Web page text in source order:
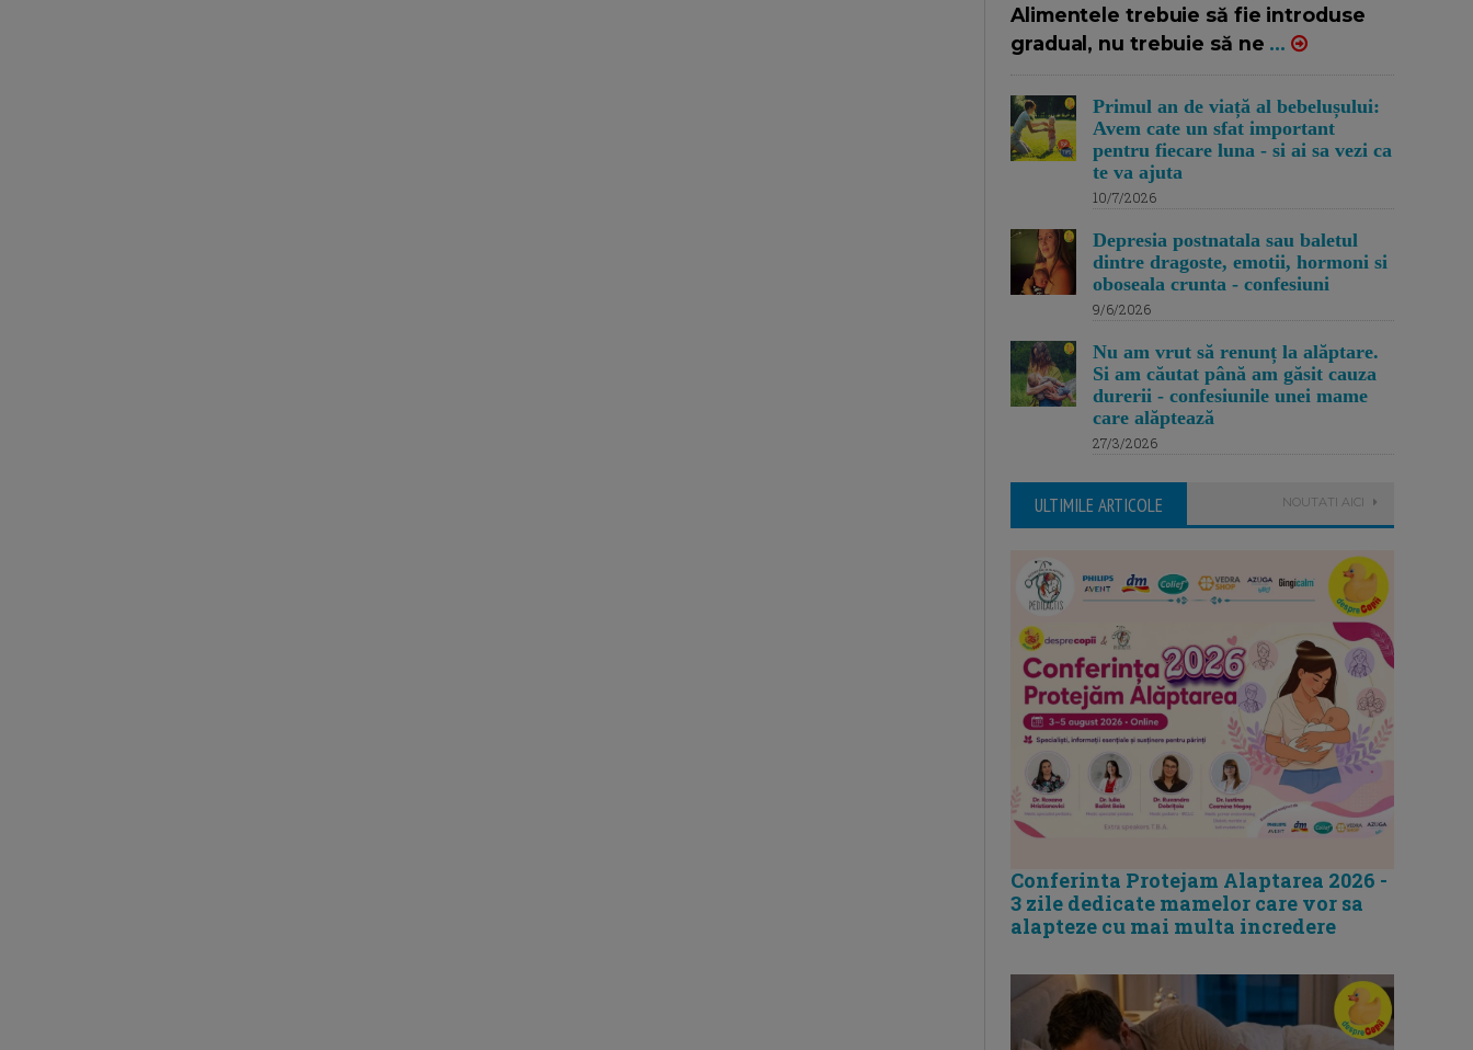
Alimentele trebuie să fie introduse
gradual, nu trebuie să ne ...
Primul an de viață al bebelușului:
Avem cate un sfat important
pentru fiecare luna - si ai sa vezi ca
te va ajuta
10/7/2026
Depresia postnatala sau baletul
dintre dragoste, emotii, hormoni si
oboseala crunta - confesiuni
9/6/2026
Nu am vrut să renunț la alăptare.
Si am căutat până am găsit cauza
durerii - confesiunile unei mame
care alăptează
27/3/2026
ULTIMILE ARTICOLE NOUTATI AICI
Conferinta Protejam Alaptarea 2026 -
3 zile dedicate mamelor care vor sa
alapteze cu mai multa incredere